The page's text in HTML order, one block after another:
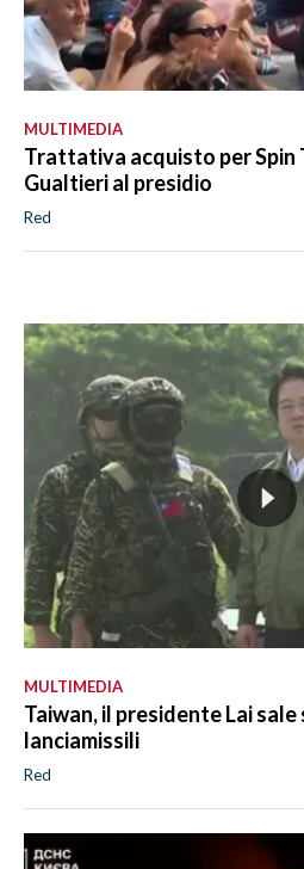
MULTIMEDIA
Trattativa acquisto per Spin
Gualtieri al presidio
Red
MULTIMEDIA
Taiwan, il presidente Lai
lanciamissili
Red